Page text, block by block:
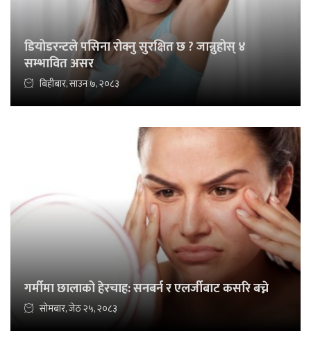
डियोडरन्टले पसिना रोक्नु सुरक्षित छ ? जान्नुहोस् ४
सम्भावित असर
बिहीबार, साउन ७, २०८३
गर्मीमा छालाको हेरचाह: सनबर्न र एलर्जीबाट कसरि बच्ने
सोमबार, जेठ २५, २०८३